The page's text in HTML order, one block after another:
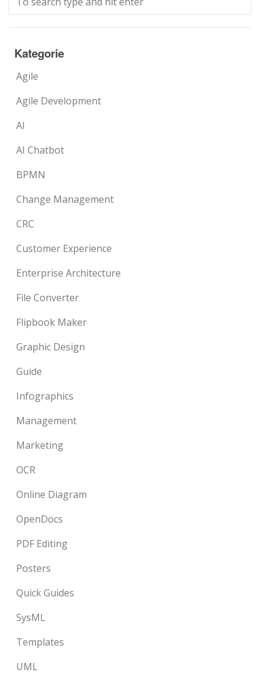
Kategorie
Agile
Agile Development
AI
AI Chatbot
BPMN
Change Management
CRC
Customer Experience
Enterprise Architecture
File Converter
Flipbook Maker
Graphic Design
Guide
Infographics
Management
Marketing
OCR
Online Diagram
OpenDocs
PDF Editing
Posters
Quick Guides
SysML
Templates
UML